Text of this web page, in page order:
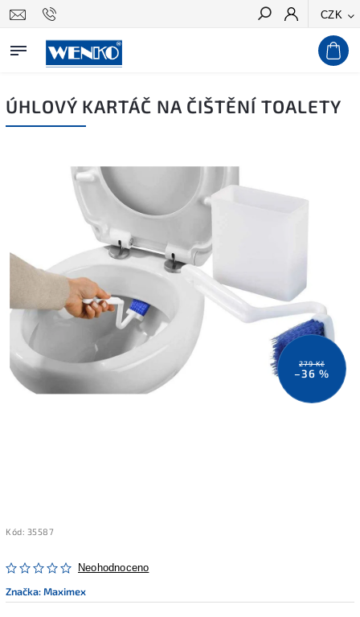
CZK
Hledat
ÚHLOVÝ KARTÁČ NA ČIŠTĚNÍ TOALETY
279 Kč
–36 %
Kód: 35587
Neohodnoceno
Značka:Maximex